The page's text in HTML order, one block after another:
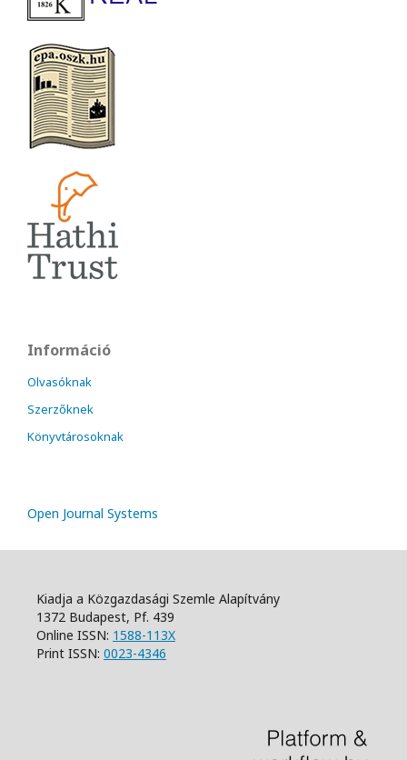
Információ
Olvasóknak
Szerzőknek
Könyvtárosoknak
Open Journal Systems
Kiadja a Közgazdasági Szemle Alapítvány
1372 Budapest, Pf. 439
Online ISSN: 1588-113X
Print ISSN: 0023-4346